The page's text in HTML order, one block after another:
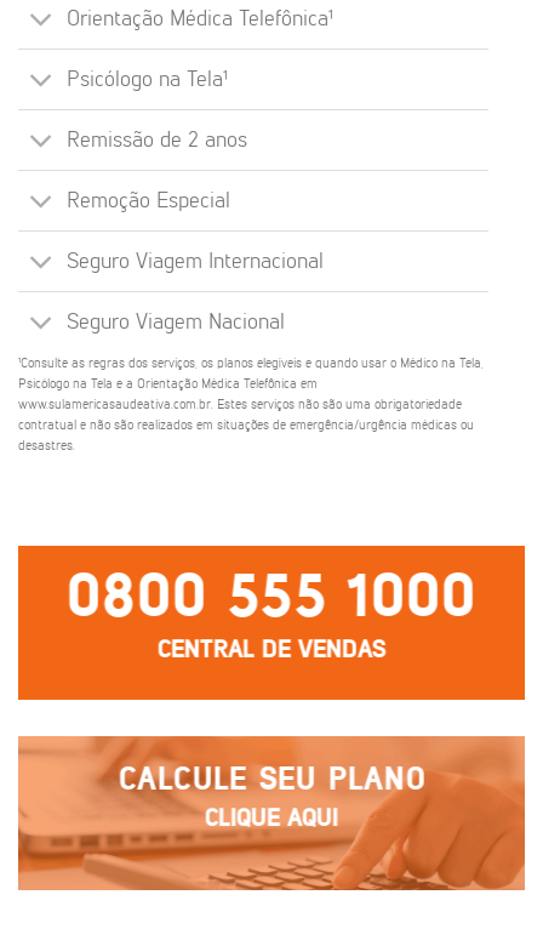
Orientação Médica Telefônica¹
Psicólogo na Tela¹
Remissão de 2 anos
Remoção Especial
Seguro Viagem Internacional
Seguro Viagem Nacional
¹Consulte as regras dos serviços, os planos elegíveis e quando usar o Médico na Tela,
Psicólogo na Tela e a Orientação Médica Telefônica em
www.sulamericasaudeativa.com.br. Estes serviços não são uma obrigatoriedade
contratual e não são realizados em situações de emergência/urgência médicas ou
desastres.
0800 555 1000
CENTRAL DE VENDAS
CALCULE SEU PLANO
CLIQUE AQUI